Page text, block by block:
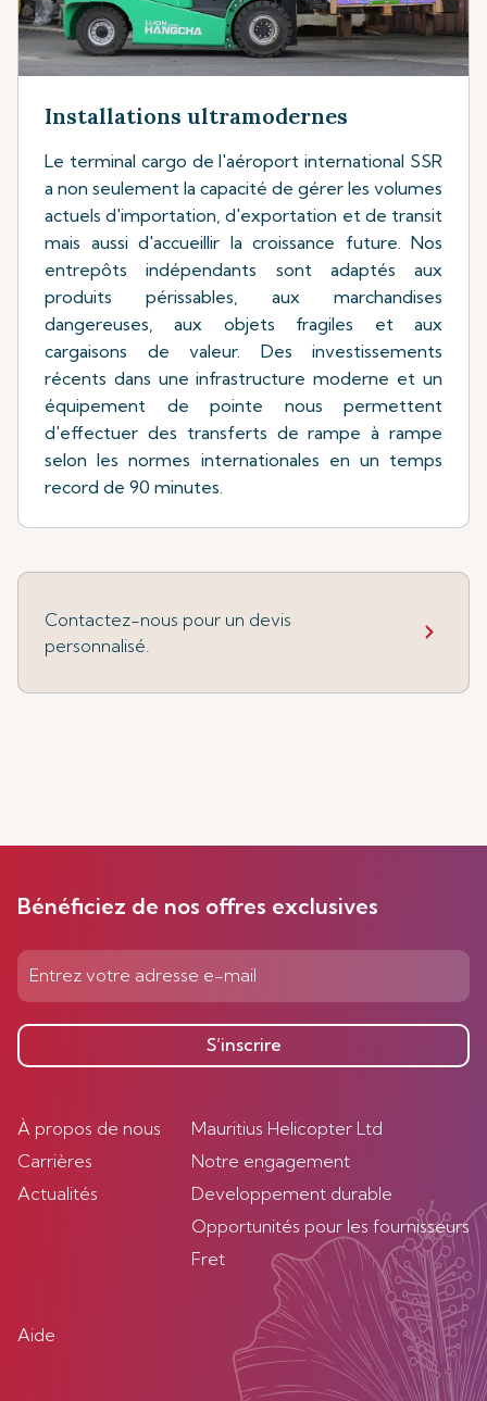
Installations ultramodernes
Le terminal cargo de l'aéroport international SSR
a non seulement la capacité de gérer les volumes
actuels d'importation, d'exportation et de transit
mais aussi d'accueillir la croissance future. Nos
entrepôts indépendants sont adaptés aux
produits périssables, aux marchandises
dangereuses, aux objets fragiles et aux
cargaisons de valeur. Des investissements
récents dans une infrastructure moderne et un
équipement de pointe nous permettent
d'effectuer des transferts de rampe à rampe
selon les normes internationales en un temps
record de 90 minutes.
Contactez-nous pour un devis
personnalisé.
Bénéficiez de nos offres exclusives
S’inscrire
À propos de nous
Carrières
Actualités
Mauritius Helicopter Ltd
Notre engagement
Developpement durable
Opportunités pour les fournisseurs
Fret
Aide